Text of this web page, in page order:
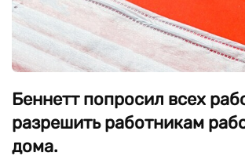
Беннетт попросил всех
разрешить работникам
дома.